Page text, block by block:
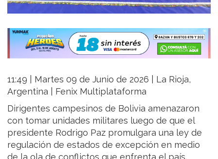
11:49 | Martes 09 de Junio de 2026 | La Rioja,
Argentina | Fenix Multiplataforma
Dirigentes campesinos de Bolivia amenazaron
con tomar unidades militares luego de que el
presidente Rodrigo Paz promulgara una ley de
regulación de estados de excepción en medio
de la ola de conflictos que enfrenta el país.